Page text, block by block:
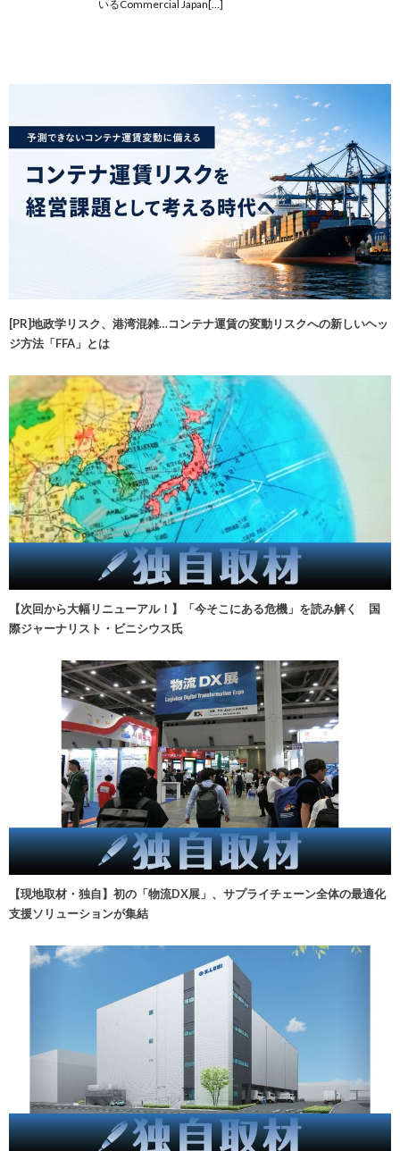
いるCommercial Japan[…]
[PR]地政学リスク、港湾混雑…コンテナ運賃の変動リスクへの新しいヘッ
ジ方法「FFA」とは
【次回から大幅リニューアル！】「今そこにある危機」を読み解く 国
際ジャーナリスト・ビニシウス氏
【現地取材・独自】初の「物流DX展」、サプライチェーン全体の最適化
支援ソリューションが集結